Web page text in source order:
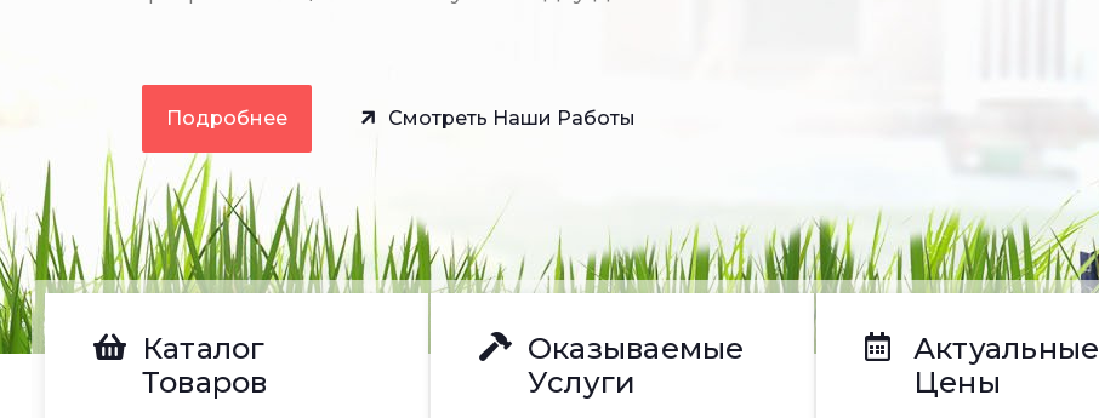
без переплат!
Каталог
Товаров
Оказываемые
Услуги
Актуальные
Цены